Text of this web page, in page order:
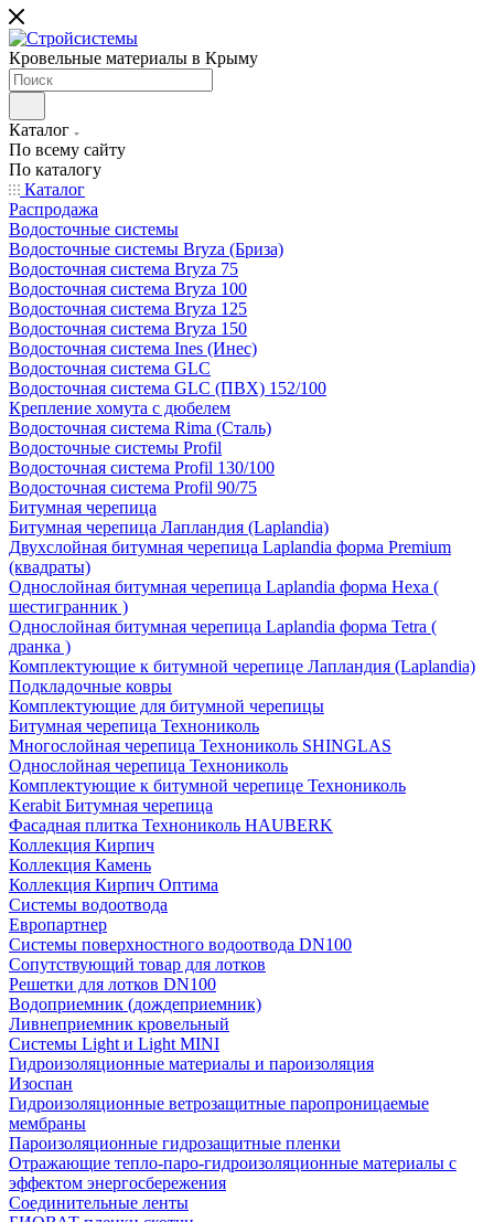
Кровельные материалы в Крыму
Каталог
По всему сайту
По каталогу
Каталог
Распродажа
Водосточные системы
Водосточные системы Bryza (Бриза)
Водосточная система Bryza 75
Водосточная система Bryza 100
Водосточная система Bryza 125
Водосточная система Bryza 150
Водосточная система Ines (Инес)
Водосточная система GLC
Водосточная система GLC (ПВХ) 152/100
Крепление хомута с дюбелем
Водосточная система Rima (Сталь)
Водосточные системы Profil
Водосточная система Profil 130/100
Водосточная система Profil 90/75
Битумная черепица
Битумная черепица Лапландия (Laplandia)
Двухслойная битумная черепица Laplandia форма Premium
(квадраты)
Однослойная битумная черепица Laplandia форма Hexa (
шестигранник )
Однослойная битумная черепица Laplandia форма Tetra (
дранка )
Комплектующие к битумной черепице Лапландия (Laplandia)
Подкладочные ковры
Комплектующие для битумной черепицы
Битумная черепица Технониколь
Многослойная черепица Технониколь SHINGLAS
Однослойная черепица Технониколь
Комплектующие к битумной черепице Технониколь
Kerabit Битумная черепица
Фасадная плитка Технониколь HAUBERK
Кол​лекция Кирпич
Кол​лекция Камень
Коллекция Кирпич Оптима
Системы водоотвода
Европартнер
Системы поверхностного водоотвода DN100
Сопутствующий товар для лотков
Решетки для лотков DN100
Водоприемник (дождеприемник)
Ливнеприемник кровельный
Системы Light и Light MINI
Гидроизоляционные материалы и пароизоляция
Изоспан
Гидроизоляционные ветрозащитные паропроницаемые
мембраны
Пароизоляционные гидрозащитные пленки
Отражающие тепло-паро-гидроизоляционные материалы с
эффектом энергосбережения
Соединительные ленты